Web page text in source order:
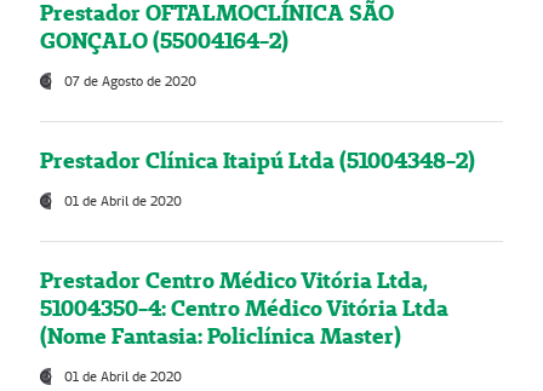
Prestador OFTALMOCLÍNICA SÃO
GONÇALO (55004164-2)
07 de Agosto de 2020
Prestador Clínica Itaipú Ltda (51004348-2)
01 de Abril de 2020
Prestador Centro Médico Vitória Ltda,
51004350-4: Centro Médico Vitória Ltda
(Nome Fantasia: Policlínica Master)
01 de Abril de 2020